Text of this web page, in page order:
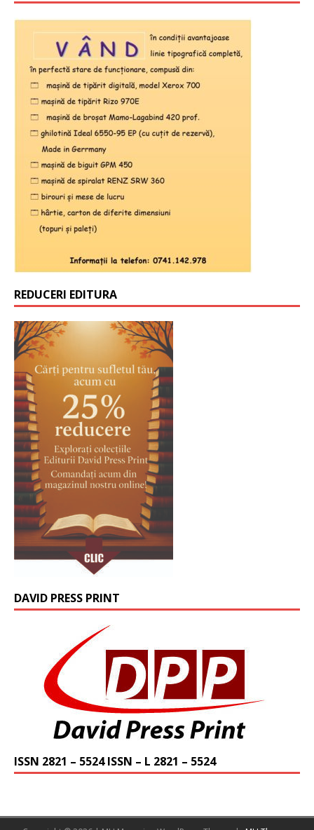
REDUCERI EDITURA
DAVID PRESS PRINT
ISSN 2821 – 5524 ISSN – L 2821 – 5524